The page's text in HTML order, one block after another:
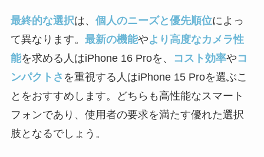
最終的な選択は、 個人のニーズと優先順位によっ
て異なります。 最新の機能やより高度なカメラ性
能を求める人はiPhone 16 Proを、 コスト効率やコ
ンパクトさ を重視する人はiPhone 15 Proを選ぶこ
とをおすすめします。どちらも高性能なスマート
フォンであり、使用者の要求を満たす優れた選択
肢となるでしょう。